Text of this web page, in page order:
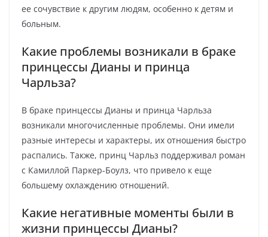
ее сочувствие к другим людям, особенно к детям и
больным.
Какие проблемы возникали в браке
принцессы Дианы и принца
Чарльза?
В браке принцессы Дианы и принца Чарльза
возникали многочисленные проблемы. Они имели
разные интересы и характеры, их отношения быстро
распались. Также, принц Чарльз поддерживал роман
с Камиллой Паркер-Боулз, что привело к еще
большему охлаждению отношений.
Какие негативные моменты были в
жизни принцессы Дианы?